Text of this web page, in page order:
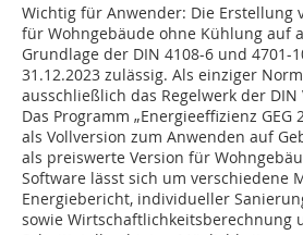
Wichtig für Anwender: Die Erstellung
für Wohngebäude ohne Kühlung auf
Grundlage der DIN 4108-6 und 4701-
31.12.2023 zulässig. Als einziger
ausschließlich das Regelwerk der DIN
Das Programm „Energieeffizienz GEG
als Vollversion zum Anwenden auf
als preiswerte Version für
Software lässt sich um verschiedene
Energiebericht, individueller
sowie Wirtschaftlichkeitsberechnung